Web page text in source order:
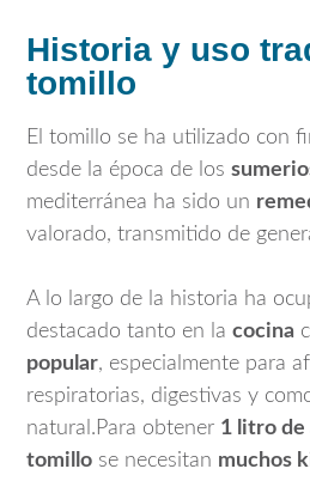
Historia y uso
tomillo
El tomillo se ha utilizado con
desde la época de los
mediterránea ha sido un
valorado, transmitido de
A lo largo de la historia ha
destacado tanto en la cocina
popular, especialmente para
respiratorias, digestivas y
natural.Para obtener 1 litro de
tomillo se necesitan muchos